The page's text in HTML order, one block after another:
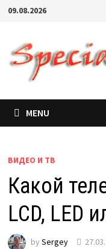
09.08.2026
MENU
ВИДЕО И ТВ
Какой
LCD, LED
by Sergey